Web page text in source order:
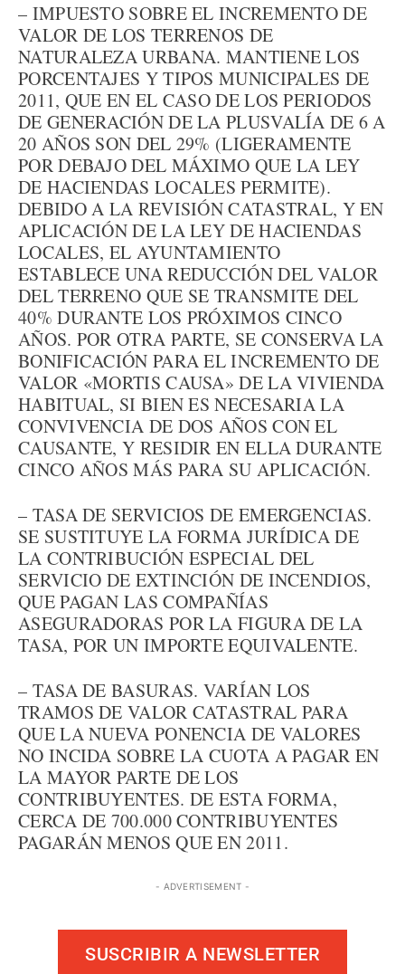
– IMPUESTO SOBRE EL INCREMENTO DE
VALOR DE LOS TERRENOS DE
NATURALEZA URBANA. MANTIENE LOS
PORCENTAJES Y TIPOS MUNICIPALES DE
2011, QUE EN EL CASO DE LOS PERIODOS
DE GENERACIÓN DE LA PLUSVALÍA DE 6 A
20 AÑOS SON DEL 29% (LIGERAMENTE
POR DEBAJO DEL MÁXIMO QUE LA LEY
DE HACIENDAS LOCALES PERMITE).
DEBIDO A LA REVISIÓN CATASTRAL, Y EN
APLICACIÓN DE LA LEY DE HACIENDAS
LOCALES, EL AYUNTAMIENTO
ESTABLECE UNA REDUCCIÓN DEL VALOR
DEL TERRENO QUE SE TRANSMITE DEL
40% DURANTE LOS PRÓXIMOS CINCO
AÑOS. POR OTRA PARTE, SE CONSERVA LA
BONIFICACIÓN PARA EL INCREMENTO DE
VALOR «MORTIS CAUSA» DE LA VIVIENDA
HABITUAL, SI BIEN ES NECESARIA LA
CONVIVENCIA DE DOS AÑOS CON EL
CAUSANTE, Y RESIDIR EN ELLA DURANTE
CINCO AÑOS MÁS PARA SU APLICACIÓN.
– TASA DE SERVICIOS DE EMERGENCIAS.
SE SUSTITUYE LA FORMA JURÍDICA DE
LA CONTRIBUCIÓN ESPECIAL DEL
SERVICIO DE EXTINCIÓN DE INCENDIOS,
QUE PAGAN LAS COMPAÑÍAS
ASEGURADORAS POR LA FIGURA DE LA
TASA, POR UN IMPORTE EQUIVALENTE.
– TASA DE BASURAS. VARÍAN LOS
TRAMOS DE VALOR CATASTRAL PARA
QUE LA NUEVA PONENCIA DE VALORES
NO INCIDA SOBRE LA CUOTA A PAGAR EN
LA MAYOR PARTE DE LOS
CONTRIBUYENTES. DE ESTA FORMA,
CERCA DE 700.000 CONTRIBUYENTES
PAGARÁN MENOS QUE EN 2011.
- ADVERTISEMENT -
SUSCRIBIR A NEWSLETTER